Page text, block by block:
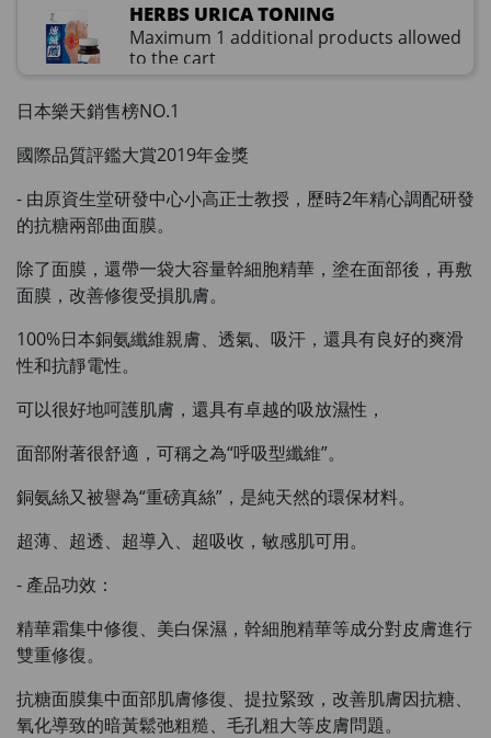
HERBS URICA TONING
Maximum 1 additional products allowed
to the cart
HKD$359
草姬益菌の白潤
Maximum 1 additional products allowed
to the cart
HKD$99
HERBS U-TIGHT
Maximum 1 additional products allowed
to the cart
2028年1月)
Maximum 1 additional products allowed
to the cart
HKD$169
HKD$449
Add To Cart
月)
Maximum 1 additional products allowed
HKD$88
HKD$145
Add To Cart
日本樂天銷售榜NO.1
國際品質評鑑大賞2019年金獎
- 由原資生堂研發中心小高正士教授，歷時2年精心調配研發
的抗糖兩部曲面膜。
除了面膜，還帶一袋大容量幹細胞精華，塗在面部後，再敷
面膜，改善修復受損肌膚。
100%日本銅氨纖維親膚、透氣、吸汗，還具有良好的爽滑
性和抗靜電性。
可以很好地呵護肌膚，還具有卓越的吸放濕性，
面部附著很舒適，可稱之為“呼吸型纖維”。
銅氨絲又被譽為“重磅真絲”，是純天然的環保材料。
超薄、超透、超導入、超吸收，敏感肌可用。
- 產品功效：
精華霜集中修復、美白保濕，幹細胞精華等成分對皮膚進行
雙重修復。
抗糖面膜集中面部肌膚修復、提拉緊致，改善肌膚因抗糖、
氧化導致的暗黃鬆弛粗糙、毛孔粗大等皮膚問題。